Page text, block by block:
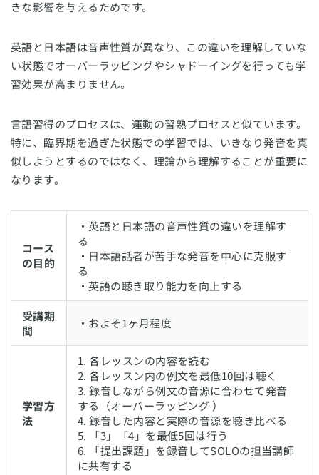
きな影響を与えるためです。
英語と日本語は音声性質が異なり、この違いを理解していな
い状態でオーバーラッピングやシャドーイングを行っても学
習効果が高まりません。
言語習得のプロセスは、運動の習熟プロセスと似ています。
特に、臨界期を過ぎた状態での学習では、いきなり発音を真
似しようとするのではなく、理論から理解することが重要に
なります。
コース
の目的
・英語と日本語の音声性質の違いを理解す
る
・日本語話者が苦手な発音を中心に克服す
る
・英語の聴き取り能力を向上する
受講期
間
・およそ1ヶ月程度
学習方
法
1. 各レッスンの内容を読む
2. 各レッスン内の例文を最低10回は聴く
3. 録音しながら例文の音源に合わせて発音
する（オーバーラッピング ）
4. 録音した内容と実際の音源を聴き比べる
5. 「3」「4」を最低5回は行う
6. 「提出課題」を録音してSOLOの担当講師
に共有する